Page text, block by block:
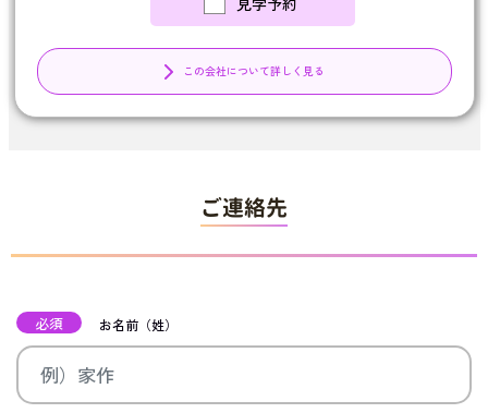
この会社について詳しく見る
ご連絡先
必須 お名前（姓）